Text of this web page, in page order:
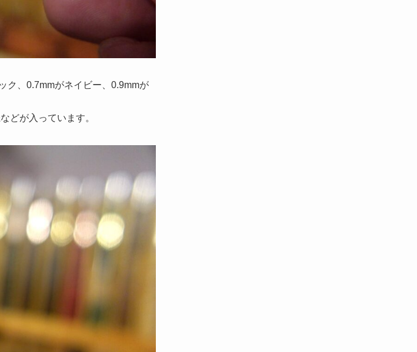
ク、0.7mmがネイビー、0.9mmが
どが入っています。